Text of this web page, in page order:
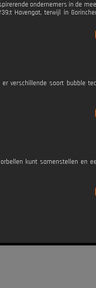
ondernemers in de
Havengat, terwijl in
verschillende soort bubble
kunt samenstellen en